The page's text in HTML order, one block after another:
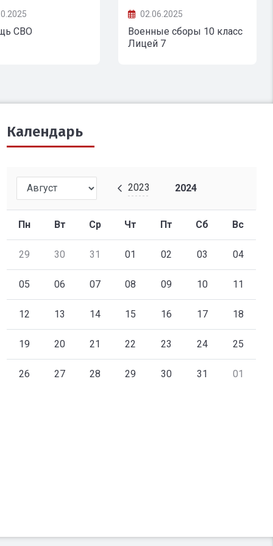
СВО
02.06.2025
Военные сборы 10 класс
Лицей 7
Календарь
2023 2024
Пн Вт Ср Чт Пт Сб Вс
29 30 31 01 02 03 04
05 06 07 08 09 10 11
12 13 14 15 16 17 18
19 20 21 22 23 24 25
26 27 28 29 30 31 01